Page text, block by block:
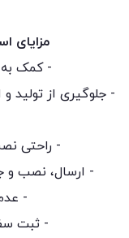
مزایای
- کمک به
- جلوگیری از تولید
- راحتی
- ارسال، نصب و
-
- ثبت